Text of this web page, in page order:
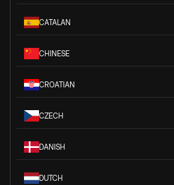
CATALAN
CHINESE
CROATIAN
CZECH
DANISH
DUTCH